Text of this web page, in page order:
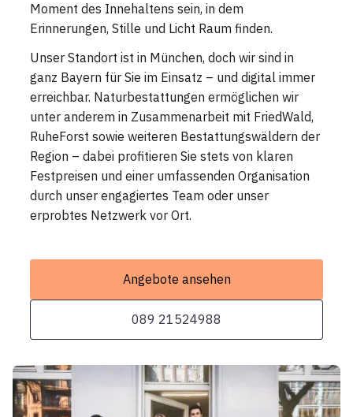
Moment des Innehaltens sein, in dem
Erinnerungen, Stille und Licht Raum finden.
Unser Standort ist in München, doch wir sind in
ganz Bayern für Sie im Einsatz – und digital immer
erreichbar. Naturbestattungen ermöglichen wir
unter anderem in Zusammenarbeit mit FriedWald,
RuheForst sowie weiteren Bestattungswäldern der
Region – dabei profitieren Sie stets von klaren
Festpreisen und einer umfassenden Organisation
durch unser engagiertes Team oder unser
erprobtes Netzwerk vor Ort.
Angebote ansehen
089 21524988